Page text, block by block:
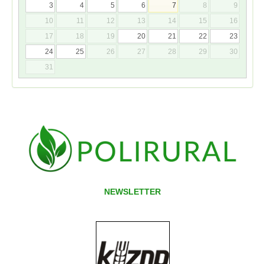
3
4 5 6 7 8
9
10
11 12 13 14 15
16
17
18 19 20 21 22
23
24
25 26 27 28 29
30
31
NEWSLETTER